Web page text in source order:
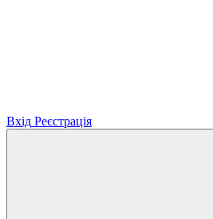
Вхід Реєстрація